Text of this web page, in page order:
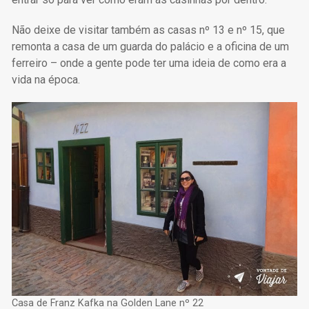
Não deixe de visitar também as casas nº 13 e nº 15, que
remonta a casa de um guarda do palácio e a oficina de um
ferreiro – onde a gente pode ter uma ideia de como era a
vida na época.
Casa de Franz Kafka na Golden Lane nº 22